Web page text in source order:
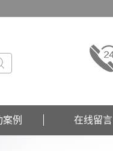
案例 在线留言